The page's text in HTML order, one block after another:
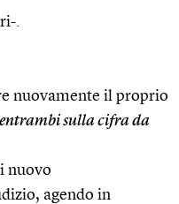
.
nuovamente il proprio
sulla cifra da
nuovo
agendo in